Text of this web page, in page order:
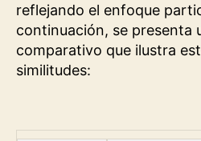
reflejando el enfoque
continuación, se presenta
comparativo que ilustra
similitudes: